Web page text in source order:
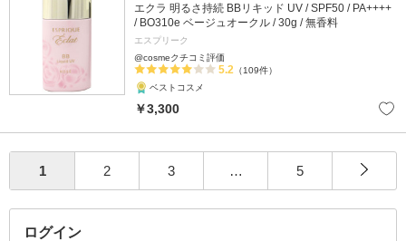
エクラ 明るさ持続 BBリキッド UV / SPF50 / PA++++
/ BO310e ベージュオークル / 30g / 無香料
エスプリーク
@cosmeクチコミ評価
5.2 （109件）
ベストコスメ
￥3,300
1 2 3 … 5
ログイン